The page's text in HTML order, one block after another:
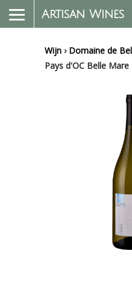
Artisan Wines
Wijn › Domaine de
Pays d'OC Belle Mare